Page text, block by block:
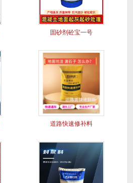
固砂剂砼宝一号
道路快速修补料